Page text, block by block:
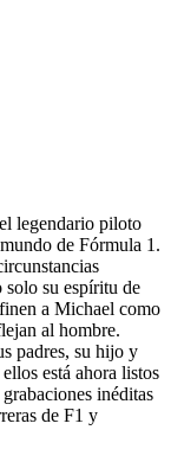
legendario piloto
de Fórmula 1.
solo su espíritu de
a Michael como
al hombre.
padres, su hijo y
está ahora listos
inéditas
de F1 y